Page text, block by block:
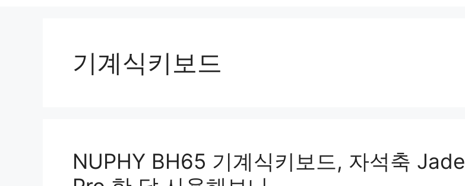
기계식키보드
NUPHY BH65 기계식키보드, 자석축 Jade